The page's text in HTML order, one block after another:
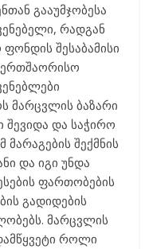
გააუმჯობესა
რადგან
შესაბამისი
მარცვლის ბაზარი
შევიდა და საჭირო
მარაგების შექმნის
და იგი უნდა
ფართობების
გადიდების
მარცვლის
როლი